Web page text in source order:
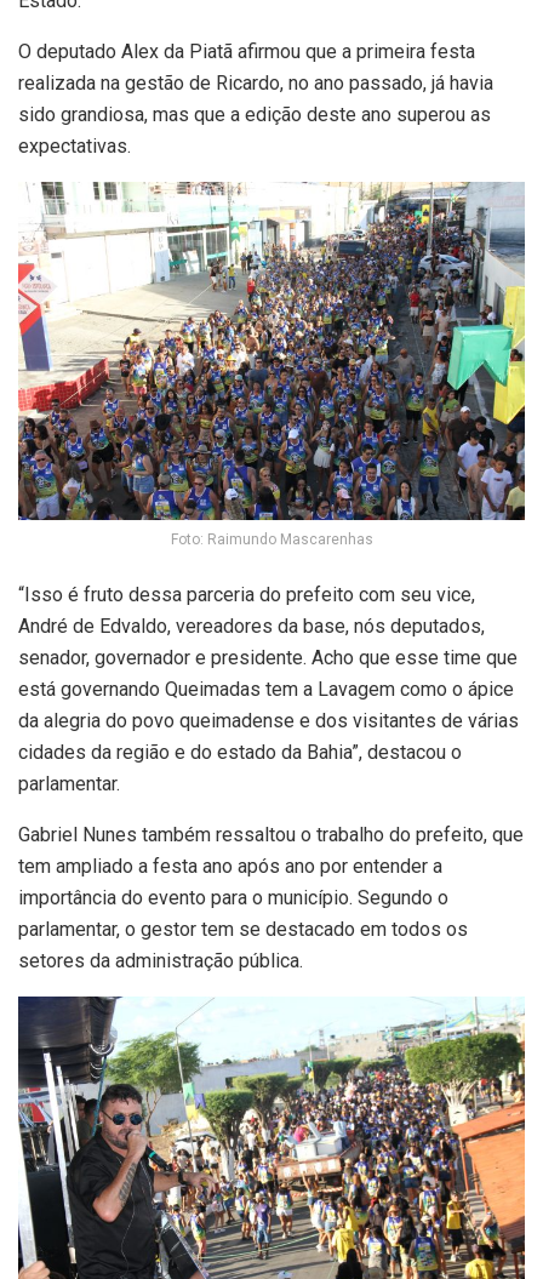
O deputado Alex da Piatã afirmou que a primeira festa
realizada na gestão de Ricardo, no ano passado, já havia
sido grandiosa, mas que a edição deste ano superou as
expectativas.
Foto: Raimundo Mascarenhas
“Isso é fruto dessa parceria do prefeito com seu vice,
André de Edvaldo, vereadores da base, nós deputados,
senador, governador e presidente. Acho que esse time que
está governando Queimadas tem a Lavagem como o ápice
da alegria do povo queimadense e dos visitantes de várias
cidades da região e do estado da Bahia”, destacou o
parlamentar.
Gabriel Nunes também ressaltou o trabalho do prefeito, que
tem ampliado a festa ano após ano por entender a
importância do evento para o município. Segundo o
parlamentar, o gestor tem se destacado em todos os
setores da administração pública.